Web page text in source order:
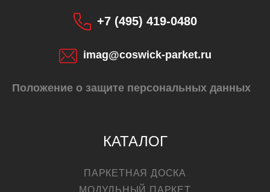
+7 (495) 419-0480
imag@coswick-parket.ru
Положение о защите персональных данных
КАТАЛОГ
ПАРКЕТНАЯ ДОСКА
МОДУЛЬНЫЙ ПАРКЕТ